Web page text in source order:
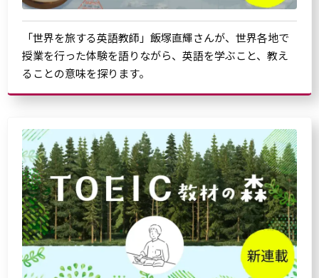
「世界を旅する英語教師」飯塚直輝さんが、世界各地で
授業を行った体験を語りながら、英語を学ぶこと、教え
ることの意味を探ります。